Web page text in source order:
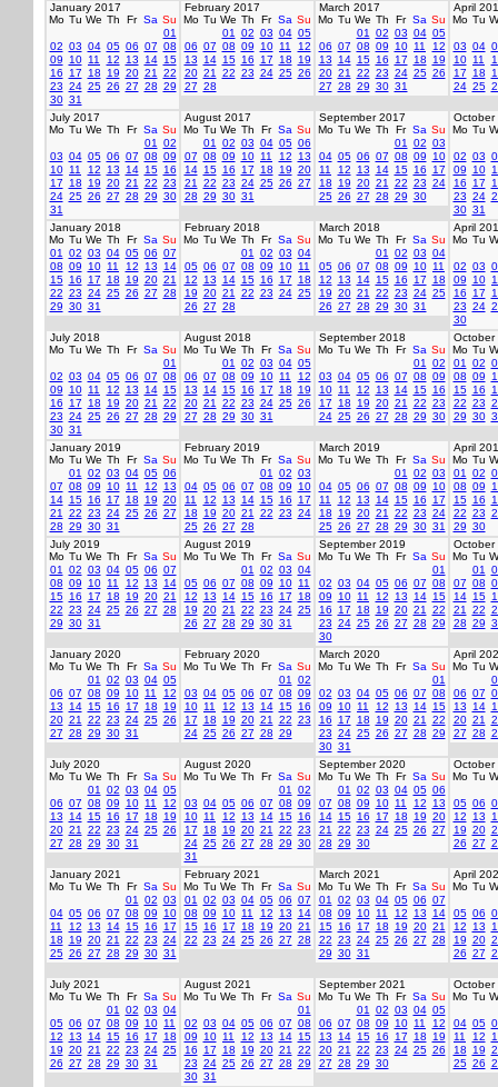
January 2017
Mo Tu We Th Fr Sa Su
01
02 03 04 05 06 07 08
09
10 11 12 13 14 15
16
17 18 19 20 21
22
23 24 25 26 27 28 29
30 31
February 2017
Mo Tu We Th Fr Sa Su
01
02 03 04 05
06 07 08 09 10 11
12
13
14 15 16 17 18
19
20 21 22 23 24 25 26
27 28
March 2017
Mo Tu We Th Fr Sa Su
01
02 03 04 05
06 07 08 09 10 11
12
13
14 15 16 17 18
19
20 21 22 23 24 25 26
27 28 29 30 31
April
Mo Tu
03 04
10 11
17
18
24 25
July 2017
Mo Tu We Th Fr Sa Su
01
02
03 04 05 06 07 08 09
10 11 12 13 14 15 16
17
18 19 20 21 22 23
24 25 26 27 28 29 30
31
August 2017
Mo Tu We Th Fr Sa Su
01
02 03 04 05 06
07 08 09 10 11 12
13
14 15 16 17 18 19 20
21
22 23 24 25 26 27
28 29 30 31
September 2017
Mo Tu We Th Fr Sa Su
01
02 03
04 05 06 07 08 09
10
11
12 13 14 15 16
17
18
19 20 21 22 23 24
25 26 27 28 29 30
October
Mo Tu
02 03
09
10
16
17
23 24
30 31
January 2018
Mo Tu We Th Fr Sa Su
01
02 03 04 05 06 07
08 09 10 11 12 13
14
15 16 17 18 19 20 21
22 23 24 25 26 27 28
29 30 31
February 2018
Mo Tu We Th Fr Sa Su
01
02 03 04
05 06 07 08 09 10 11
12
13 14 15 16 17
18
19 20 21 22 23 24 25
26 27 28
March 2018
Mo Tu We Th Fr Sa Su
01
02 03 04
05 06 07 08 09 10 11
12
13 14 15 16 17
18
19 20 21 22 23 24 25
26 27 28 29 30 31
April
Mo Tu
02 03
09
10
16
17
23 24
30
July 2018
Mo Tu We Th Fr Sa Su
01
02 03 04 05 06 07 08
09
10 11 12 13 14 15
16
17 18 19 20 21
22
23 24 25 26 27 28 29
30 31
August 2018
Mo Tu We Th Fr Sa Su
01
02 03 04 05
06 07 08 09 10 11
12
13
14 15 16 17 18
19
20 21 22 23 24 25 26
27 28 29 30 31
September 2018
Mo Tu We Th Fr Sa Su
01
02
03 04 05 06 07 08 09
10 11 12 13 14 15 16
17
18 19 20 21 22 23
24 25 26 27 28 29 30
October
Mo Tu
01
02
08 09
15 16
22 23
29 30
January 2019
Mo Tu We Th Fr Sa Su
01
02 03 04 05 06
07 08 09 10 11 12
13
14 15 16 17 18 19 20
21
22 23 24 25 26 27
28 29 30 31
February 2019
Mo Tu We Th Fr Sa Su
01
02 03
04 05 06 07 08 09
10
11
12 13 14 15 16
17
18
19 20 21 22 23 24
25 26 27 28
March 2019
Mo Tu We Th Fr Sa Su
01
02 03
04 05 06 07 08 09
10
11
12 13 14 15 16
17
18
19 20 21 22 23 24
25 26 27 28 29 30 31
April
Mo Tu
01
02
08 09
15 16
22 23
29 30
July 2019
Mo Tu We Th Fr Sa Su
01
02 03 04 05 06 07
08 09 10 11 12 13
14
15 16 17 18 19 20 21
22 23 24 25 26 27 28
29 30 31
August 2019
Mo Tu We Th Fr Sa Su
01
02 03 04
05 06 07 08 09 10 11
12
13 14 15 16 17
18
19 20 21 22 23 24 25
26 27 28 29 30 31
September 2019
Mo Tu We Th Fr Sa Su
01
02 03 04 05 06 07 08
09
10 11 12 13 14 15
16
17 18 19 20 21
22
23 24 25 26 27 28 29
30
October
Mo Tu
01
07 08
14 15
21
22
28 29
January 2020
Mo Tu We Th Fr Sa Su
01
02 03 04 05
06 07 08 09 10 11
12
13
14 15 16 17 18
19
20 21 22 23 24 25 26
27 28 29 30 31
February 2020
Mo Tu We Th Fr Sa Su
01
02
03 04 05 06 07 08 09
10 11 12 13 14 15 16
17
18 19 20 21 22 23
24 25 26 27 28 29
March 2020
Mo Tu We Th Fr Sa Su
01
02 03 04 05 06 07 08
09
10 11 12 13 14 15
16
17 18 19 20 21
22
23 24 25 26 27 28 29
30 31
April
Mo Tu
06 07
13
14
20 21
27 28
July 2020
Mo Tu We Th Fr Sa Su
01
02 03 04 05
06 07 08 09 10 11
12
13
14 15 16 17 18
19
20 21 22 23 24 25 26
27 28 29 30 31
August 2020
Mo Tu We Th Fr Sa Su
01
02
03 04 05 06 07 08 09
10 11 12 13 14 15 16
17
18 19 20 21 22 23
24 25 26 27 28 29 30
31
September 2020
Mo Tu We Th Fr Sa Su
01
02 03 04 05 06
07 08 09 10 11 12
13
14 15 16 17 18 19 20
21
22 23 24 25 26 27
28 29 30
October
Mo Tu
05 06
12
13
19 20
26 27
January 2021
Mo Tu We Th Fr Sa Su
01
02 03
04 05 06 07 08 09
10
11
12 13 14 15 16
17
18
19 20 21 22 23 24
25 26 27 28 29 30 31
February 2021
Mo Tu We Th Fr Sa Su
01
02 03 04 05 06 07
08 09 10 11 12 13
14
15 16 17 18 19 20 21
22 23 24 25 26 27 28
March 2021
Mo Tu We Th Fr Sa Su
01
02 03 04 05 06 07
08 09 10 11 12 13
14
15 16 17 18 19 20 21
22 23 24 25 26 27 28
29 30 31
April
Mo Tu
05 06
12
13
19 20
26 27
July 2021
Mo Tu We Th Fr Sa Su
01
02 03 04
05 06 07 08 09 10 11
12
13 14 15 16 17
18
19 20 21 22 23 24 25
26 27 28 29 30 31
August 2021
Mo Tu We Th Fr Sa Su
01
02 03 04 05 06 07 08
09
10 11 12 13 14 15
16
17 18 19 20 21
22
23 24 25 26 27 28 29
30 31
September 2021
Mo Tu We Th Fr Sa Su
01
02 03 04 05
06 07 08 09 10 11
12
13
14 15 16 17 18
19
20 21 22 23 24 25 26
27 28 29 30
October
Mo Tu
04 05
11
12
18
19
25 26